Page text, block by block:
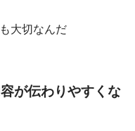
大切なんだ
が伝わりやすくな